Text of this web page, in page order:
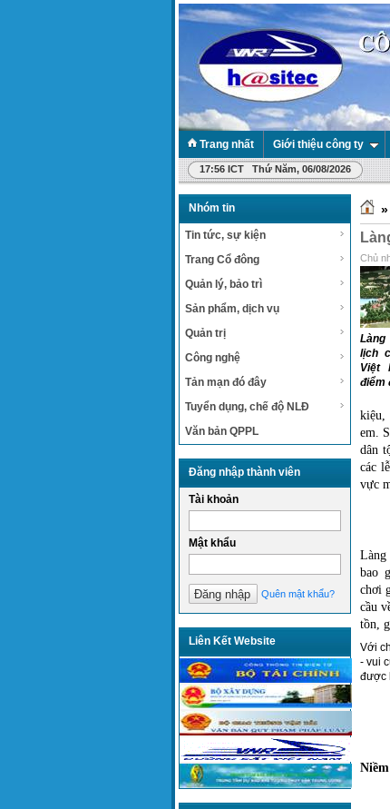
Trang nhất Giới thiệu công ty
17:56 ICT Thứ Năm, 06/08/2026
Nhóm tin
Tin tức, sự kiện
Trang Cổ đông
Quản lý, bảo trì
Sản phẩm, dịch vụ
Quản trị
Công nghệ
Tản mạn đó đây
Tuyển dụng, chế độ NLĐ
Văn bản QPPL
Đăng nhập thành viên
Tài khoản
Mật khẩu
Quên mật khẩu?
Liên Kết Website
»
Chủ
Làng
lịch
Việt
điểm
kiệu,
em.
dân
các
vực
Làng
bao
chơi
cầu
tồn,
Với
- vui
được